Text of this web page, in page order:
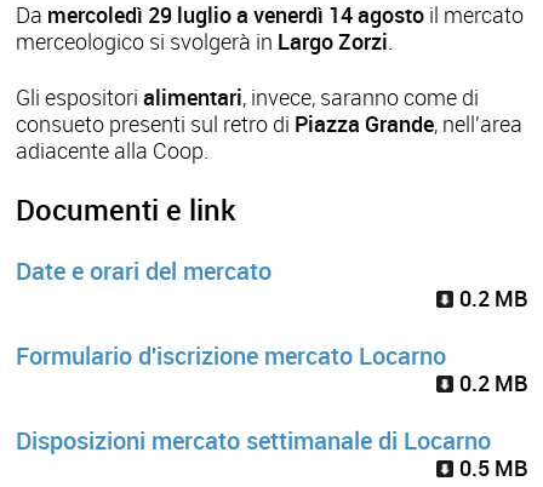
Da mercoledì 29 luglio a venerdì 14 agosto il mercato
merceologico si svolgerà in Largo Zorzi.
Gli espositorialimentari, invece, saranno come di
consueto presenti sul retro di Piazza Grande, nell'area
adiacente alla Coop.
Documenti e link
Date e orari del mercato
0.2 MB
Formulario d'iscrizione mercato Locarno
0.2 MB
Disposizioni mercato settimanale di Locarno
0.5 MB